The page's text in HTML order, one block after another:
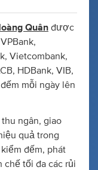
Quân được
Vietcombank,
HDBank, VIB,
mỗi ngày lên
ngân, giao
quả trong
đếm, phát
chế tối đa các rủi